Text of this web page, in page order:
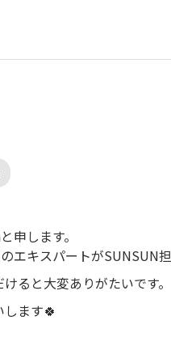
申します。
エキスパートがSUNSUN
ると大変ありがたいです。
ます🍀